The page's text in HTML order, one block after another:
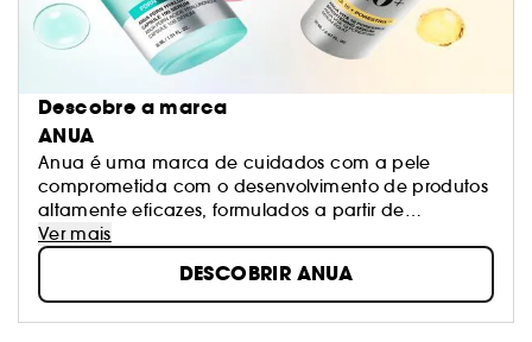
Descobre a marca
ANUA
Anua é uma marca de cuidados com a pele
comprometida com o desenvolvimento de produtos
altamente eficazes, formulados a partir de
ingredientes naturais e ativos de alta performance.
A nossa missão é tratar as preocupações com a
pele através de fórmulas suaves, mas eficazes.
Atentos às necessidades dos nossos consumidores,
criamos produtos que atendem especificamente às
Ver mais
DESCOBRIR ANUA